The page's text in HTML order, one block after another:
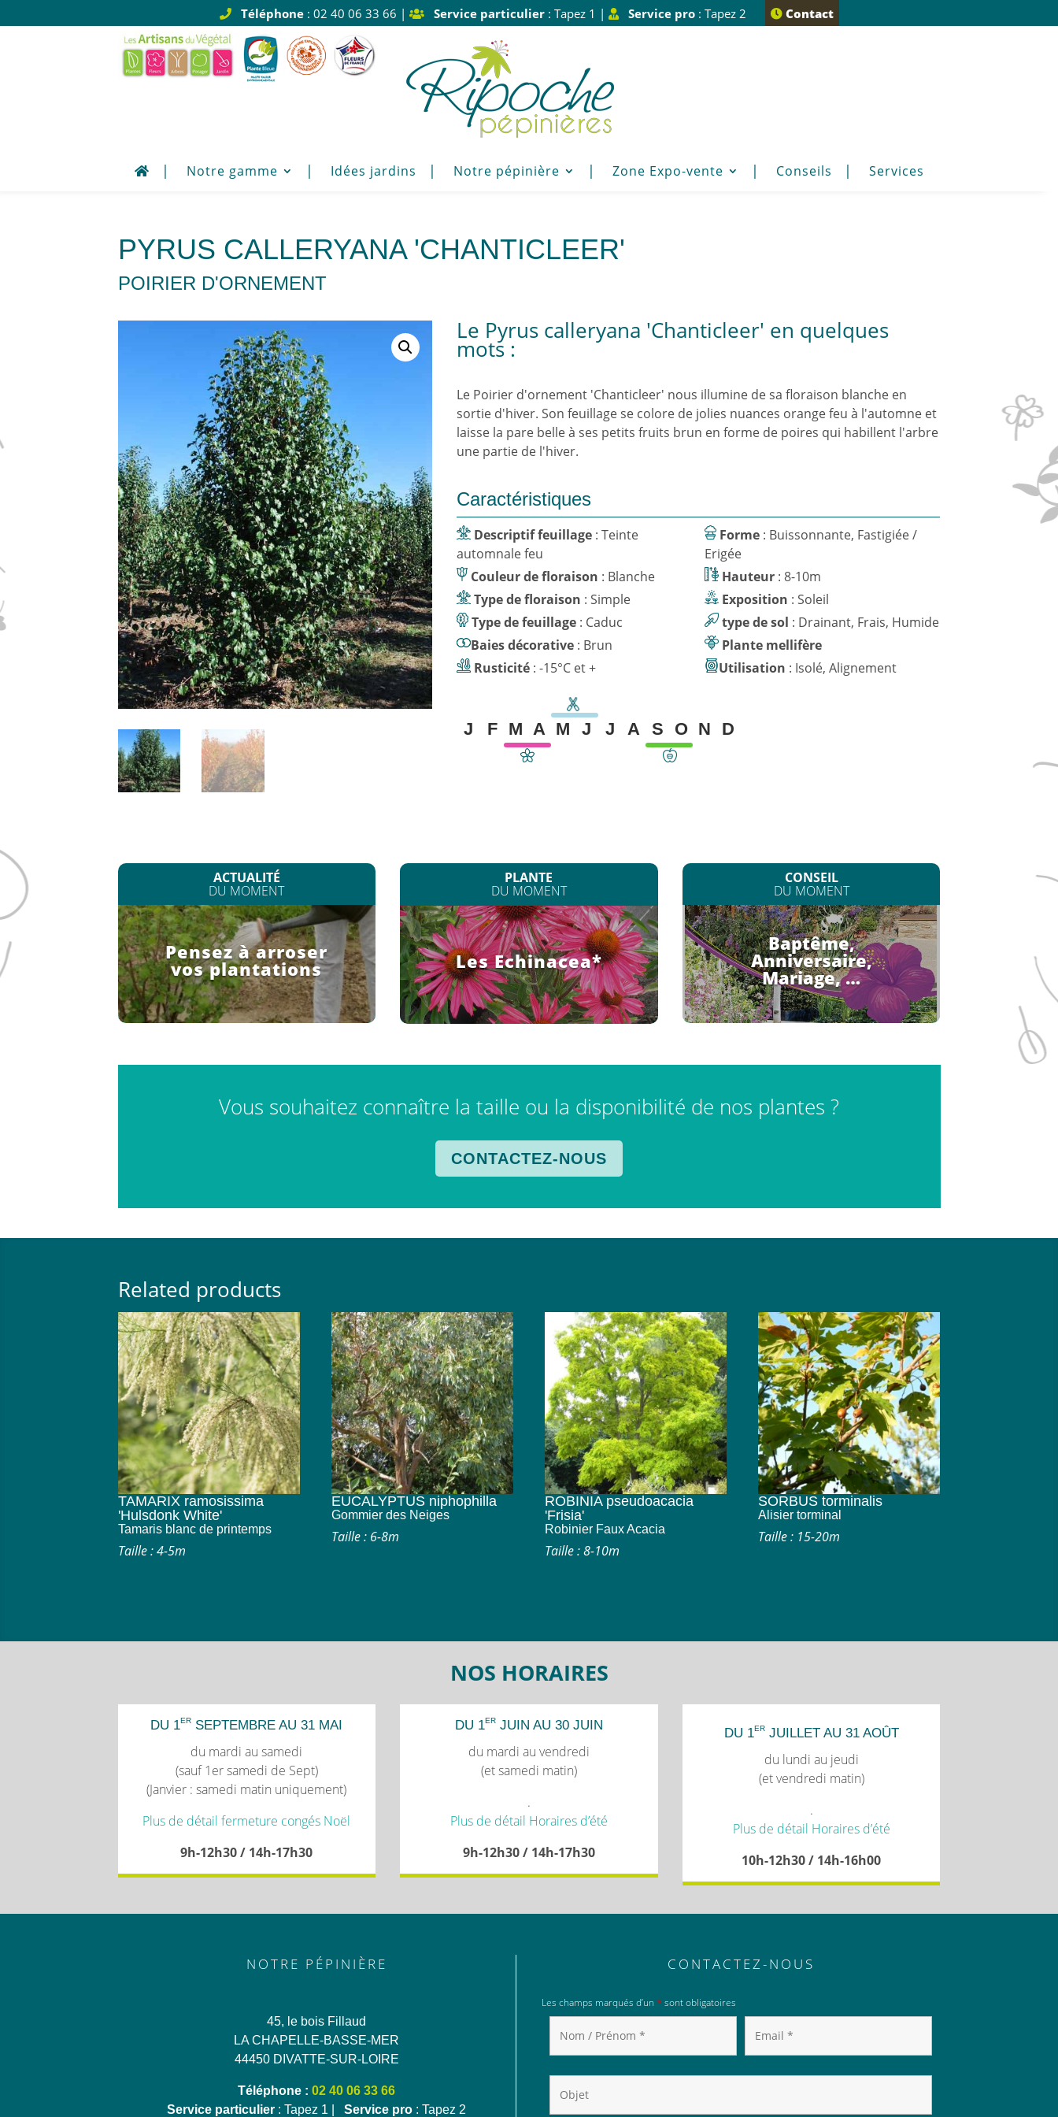
Téléphone: 02 40 06 33 66 | Service particulier: Tapez 1 | Service pro: Tapez 2 Contact
Notre gamme Idées jardins Notre pépinière Zone Expo-vente Conseils Services
PYRUS CALLERYANA 'CHANTICLEER'
POIRIER D'ORNEMENT
Le Pyrus calleryana 'Chanticleer' en quelques
mots :
Le Poirier d'ornement 'Chanticleer' nous illumine de sa floraison blanche en
sortie d'hiver. Son feuillage se colore de jolies nuances orange feu à l'automne et
laisse la pare belle à ses petits fruits brun en forme de poires qui habillent l'arbre
une partie de l'hiver.
Caractéristiques
Descriptif feuillage : Teinte
automnale feu
Couleur de floraison
: Blanche
Type de floraison : Simple
Type de feuillage : Caduc
Baies décorative : Brun
Rusticité : -15°C et +
Forme : Buissonnante, Fastigiée /
Erigée
Hauteur : 8-10m
Exposition
: Soleil
type de sol
: Drainant, Frais, Humide
Plante mellifère
Utilisation
: Isolé, Alignement
J F M A M J J A S O N D
ACTUALITÉ
DU MOMENT
Pensez à arroser
vos plantations
PLANTE
DU MOMENT
Les Echinacea*
CONSEIL
DU MOMENT
Baptême,
Anniversaire,
Mariage, …
Vous souhaitez connaître la taille ou la disponibilité de nos plantes ?
CONTACTEZ-NOUS
Related products
TAMARIX ramosissima
'Hulsdonk White'
Tamaris blanc de printemps
Taille : 4-5m
EUCALYPTUS niphophilla
Gommier des Neiges
Taille : 6-8m
ROBINIA pseudoacacia
'Frisia'
Robinier Faux Acacia
Taille : 8-10m
SORBUS torminalis
Alisier torminal
Taille : 15-20m
NOS HORAIRES
DU 1ER SEPTEMBRE AU 31 MAI
du mardi au samedi
(sauf 1er samedi de Sept)
(Janvier : samedi matin uniquement)
Plus de détail fermeture congés Noël
9h-12h30 / 14h-17h30
DU 1ERJUIN AU 30 JUIN
du mardi au vendredi
(et samedi matin)
.
Plus de détail Horaires d’été
9h-12h30 / 14h-17h30
DU 1ERJUILLET AU 31 AOÛT
du lundi au jeudi
(et vendredi matin)
.
Plus de détail Horaires d’été
10h-12h30 / 14h-16h00
NOTRE PÉPINIÈRE
45, le bois Fillaud
LA CHAPELLE-BASSE-MER
44450 DIVATTE-SUR-LOIRE
Téléphone :02 40 06 33 66
Service particulier : Tapez 1 | Service pro : Tapez 2
CONTACTEZ-NOUS
Les champs marqués d’un * sont obligatoires